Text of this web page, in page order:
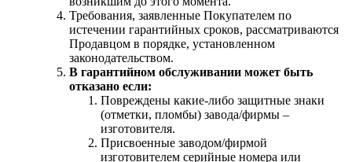
Требования, заявленные Покупателем по
истечении гарантийных сроков, рассматриваются
Продавцом в порядке, установленном
законодательством.
В гарантийном обслуживании может быть
отказано если:
Повреждены какие-либо защитные знаки
(отметки, пломбы) завода/фирмы –
изготовителя.
Присвоенные заводом/фирмой
изготовителем серийные номера или